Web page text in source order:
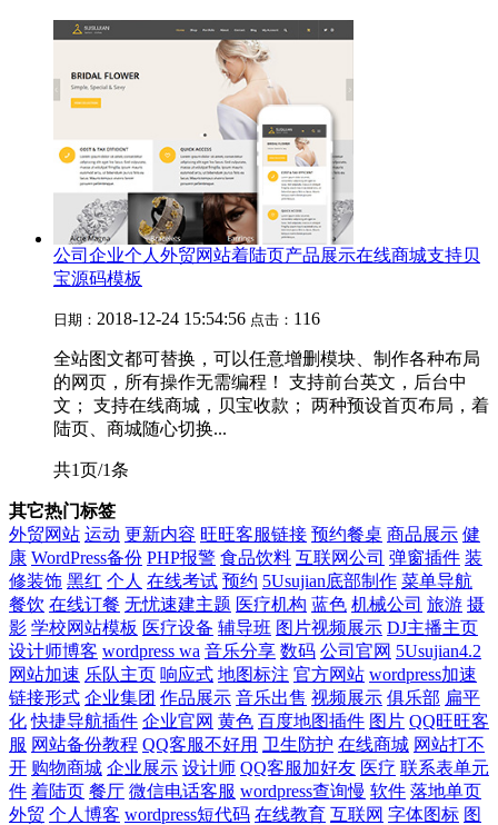
公司企业个人外贸网站着陆页产品展示在线商城支持贝
宝源码模板
日期： 2018-12-24 15:54:56 点击： 116
全站图文都可替换，可以任意增删模块、制作各种布局
的网页，所有操作无需编程！ 支持前台英文，后台中
文； 支持在线商城，贝宝收款； 两种预设首页布局，着
陆页、商城随心切换...
共1页/1条
其它热门标签
外贸网站 运动 更新内容 旺旺客服链接 预约餐桌 商品展示 健
康 WordPress备份 PHP报警 食品饮料 互联网公司 弹窗插件 装
修装饰 黑红 个人 在线考试 预约 5Usujian底部制作 菜单导航
餐饮 在线订餐 无忧速建主题 医疗机构 蓝色 机械公司 旅游 摄
影 学校网站模板 医疗设备 辅导班 图片视频展示 DJ主播主页
设计师博客 wordpress wa 音乐分享 数码 公司官网 5Usujian4.2
网站加速 乐队主页 响应式 地图标注 官方网站 wordpress加速
链接形式 企业集团 作品展示 音乐出售 视频展示 俱乐部 扁平
化 快捷导航插件 企业官网 黄色 百度地图插件 图片 QQ旺旺客
服 网站备份教程 QQ客服不好用 卫生防护 在线商城 网站打不
开 购物商城 企业展示 设计师 QQ客服加好友 医疗 联系表单元
件 着陆页 餐厅 微信电话客服 wordpress查询慢 软件 落地单页
外贸 个人博客 wordpress短代码 在线教育 互联网 字体图标 图